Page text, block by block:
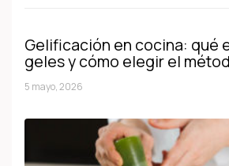
Gelificación en cocina: qué
geles y cómo elegir el
5 mayo, 2026